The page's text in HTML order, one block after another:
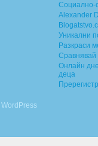
Социално-
Alexander
Уникални
Разкраси
Сравнявай
Онлайн
деца
WordPress